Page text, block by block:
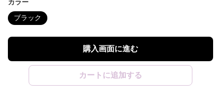
カラー
ブラック
購入画面に進む
カートに追加する